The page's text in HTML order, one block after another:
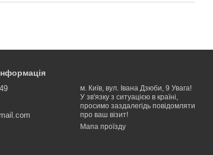
м. Київ, вул. Івана Дзюби, 9 Увага!
У зв'язку з ситуацією в країні,
просимо заздалегідь повідомляти
про ваш візит!
Мапа проїзду